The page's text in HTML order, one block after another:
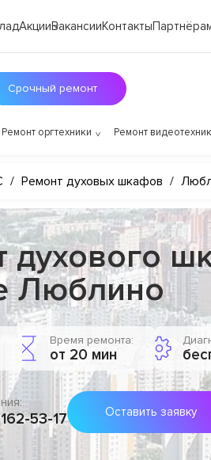
АкцииВакансииКонтакты
Срочный ремонт
Ремонт оргтехники Ремонт
/ Ремонт духовых шкафов /
духового
Люблино
Время ремонта:
от 20 мин
53-17 Оставить заявку